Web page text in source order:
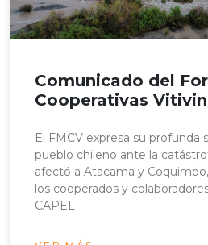
Comunicado del
Cooperativas
El FMCV expresa su profunda
pueblo chileno ante la
afectó a Atacama y
los cooperados y
CAPEL